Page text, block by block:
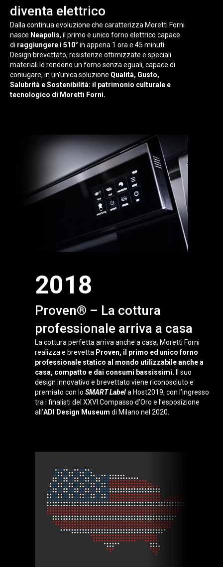
diventa elettrico
Dalla continua evoluzione che caratterizza Moretti Forni
nasce Neapolis, il primo e unico forno elettrico capace
di raggiungere i 510° in appena 1 ora e 45 minuti.
Design brevettato, resistenze ottimizzate e speciali
materiali lo rendono un forno senza eguali, capace di
coniugare, in un’unica soluzione Qualità, Gusto,
Salubrità e Sostenibilità: il patrimonio culturale e
tecnologico di Moretti Forni.
2018
Proven® – La cottura
professionale arriva a casa
La cottura perfetta arriva anche a casa. Moretti Forni
realizza e brevetta Proven, il primo ed unico forno
professionale statico al mondo utilizzabile anche a
casa, compatto e dai consumi bassissimi. Il suo
design innovativo e brevettato viene riconosciuto e
premiato con lo SMART Labela Host2019, con l’ingresso
tra i finalisti del XXVI Compasso d’Oro e l’esposizione
all’ADI Design Museum di Milano nel 2020.